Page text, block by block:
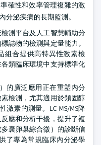
確性和效率管理複雜的激
分泌疾病的長期監測。
測平台及人工智慧輔助分
誌物的檢測與定量能力。
組合提供高特異性激素檢
類臨床環境中支持標準化
的廣泛應用正在重塑內分
檢測，尤其適用於類固醇
激素的測量。LC-MS/MS降
應和分析干擾，提升了複
囊卵巢綜合徵）的診斷信
了專為常規臨床內分泌學